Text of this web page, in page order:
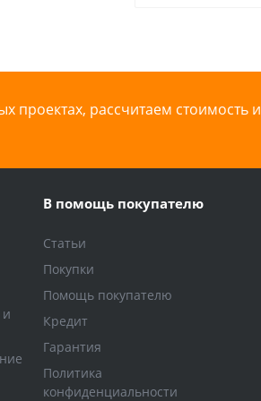
проектах, рассчитаем стоимость и
В помощь покупателю
Статьи
Покупки
Помощь покупателю
Кредит
Гарантия
Политика
конфиденциальности